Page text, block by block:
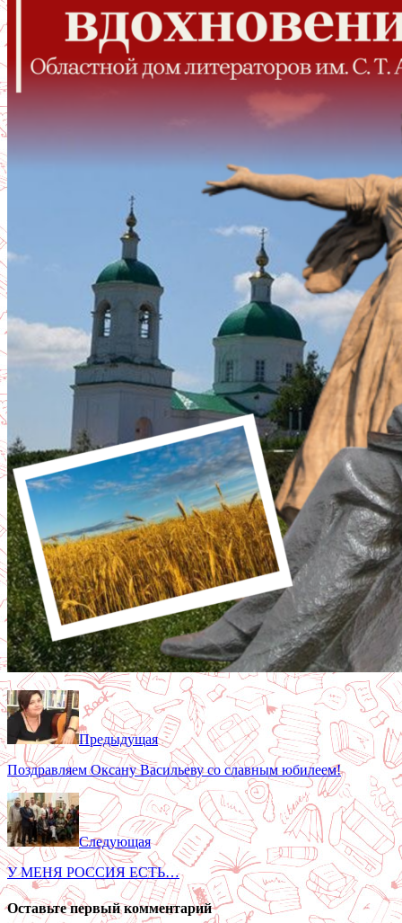
Предыдущая
Поздравляем Оксану Васильеву со славным юбилеем!
Следующая
У МЕНЯ РОССИЯ ЕСТЬ…
Оставьте первый комментарий